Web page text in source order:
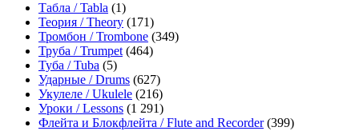
Табла / Tabla (1)
Теория / Theory (171)
Тромбон / Trombone (349)
Труба / Trumpet (464)
Туба / Tuba (5)
Ударные / Drums (627)
Укулеле / Ukulele (216)
Уроки / Lessons (1 291)
Флейта и Блокфлейта / Flute and Recorder(399)